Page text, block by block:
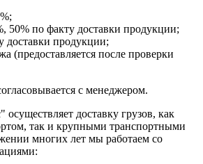
50% по факту доставки продукции;
доставки продукции;
(предоставляется после проверки
с менеджером.
доставку грузов, как
так и крупными транспортными
многих лет мы работаем со